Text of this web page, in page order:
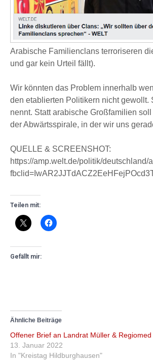
Arabische Familienclans terroriseren
und gar kein Urteil fällt).
Wir könnten das Problem innerhalb
den etablierten Politikern nicht
nennt. Statt arabische Großfamilien
der Abwärtsspirale, in der wir uns
QUELLE & SCREENSHOT:
https://amp.welt.de/politik/
Teilen mit:
Gefällt mir:
Ähnliche Beiträge
Offener Brief an Landrat Müller &
13. Januar 2022
In "Kreistag Hildburghausen"